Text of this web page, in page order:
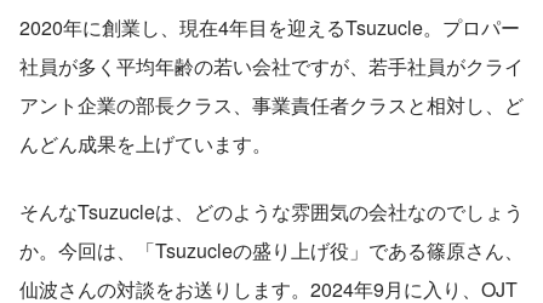
2020年に創業し、現在4年目を迎えるTsuzucle。プロパー
社員が多く平均年齢の若い会社ですが、若手社員がクライ
アント企業の部長クラス、事業責任者クラスと相対し、ど
んどん成果を上げています。
そんなTsuzucleは、どのような雰囲気の会社なのでしょう
か。今回は、「Tsuzucleの盛り上げ役」である篠原さん、
仙波さんの対談をお送りします。2024年9月に入り、OJT